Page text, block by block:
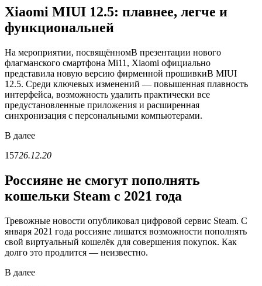
Xiaomi MIUI 12.5: плавнее, легче и
функциональней
На мероприятии, посвящённомВ презентации нового
флагманского смартфона Mi11, Xiaomi официально
представила новую версию фирменной прошивкиВ MIUI
12.5. Среди ключевых изменений — повышенная плавность
интерфейса, возможность удалить практически все
предустановленные приложения и расширенная
синхронизация с персональными компьютерами.
В далее
15726.12.20
Россияне не смогут пополнять
кошельки Steam с 2021 года
Тревожные новости опубликовал цифровой сервис Steam. С
января 2021 года россияне лишатся возможности пополнять
свой виртуальный кошелёк для совершения покупок. Как
долго это продлится — неизвестно.
В далее